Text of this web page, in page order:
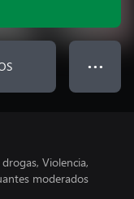
● ● ●
Violencia,
moderados